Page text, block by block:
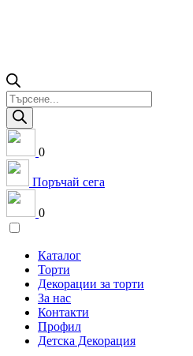
Products
search
0
Поръчай сега
0
Каталог
Торти
Декорации за торти
За нас
Контакти
Профил
Детска Декорация